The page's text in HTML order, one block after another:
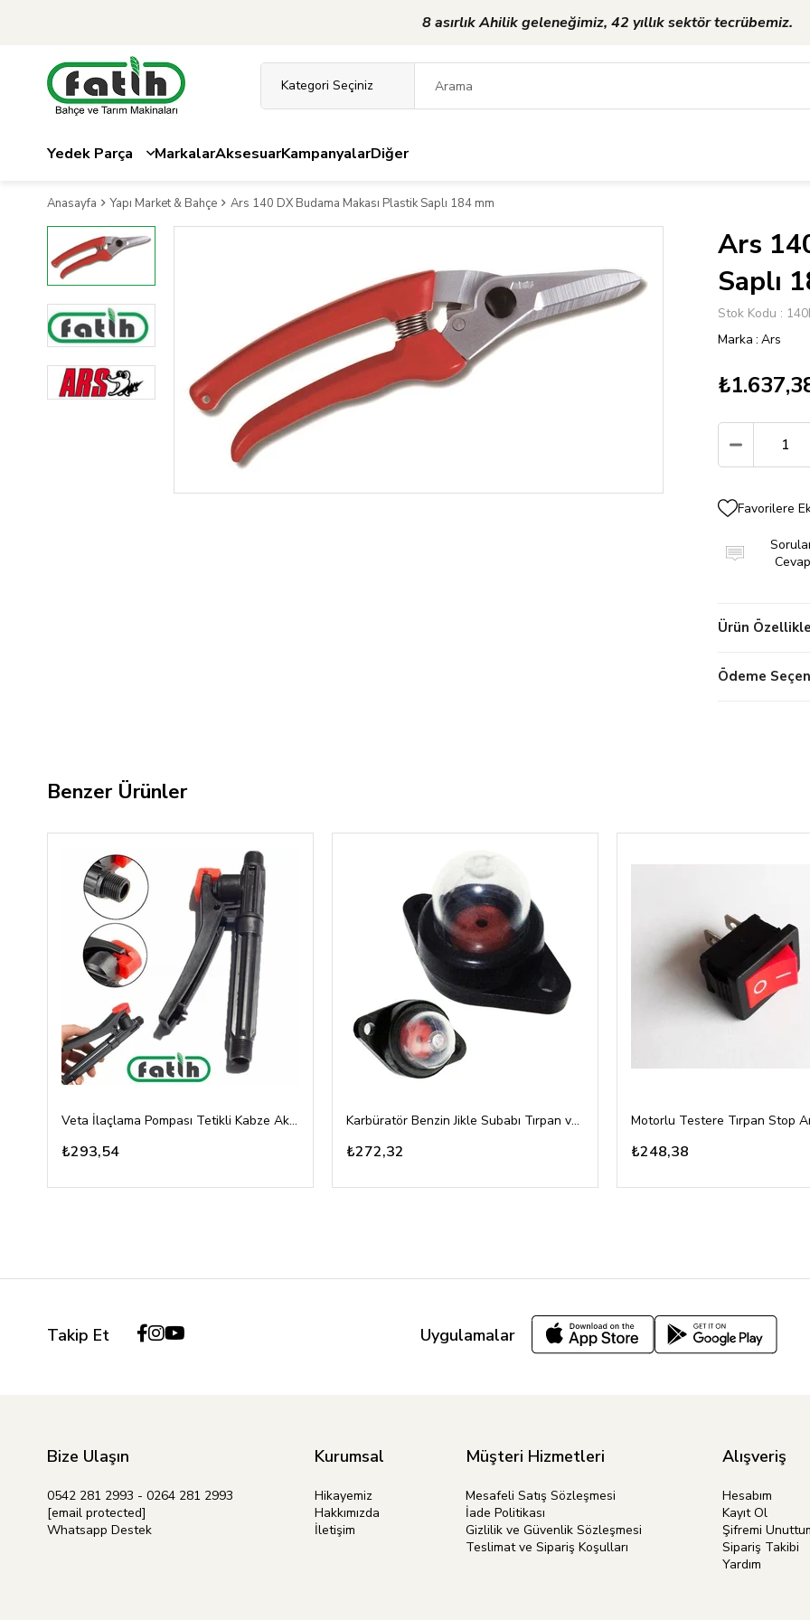
8 asırlık Ahilik geleneğimiz, 42 yıllık sektör tecrübemiz.
Yedek Parça MarkalarAksesuarKampanyalarDiğer
Anasayfa Yapı Market & Bahçe Ars 140 DX Budama Makası Plastik Saplı 184 mm
Ars
Saplı
Stok Kodu
Marka : Ars
Favorilere
Ürün
Ödeme
Benzer Ürünler
Veta İlaçlama Pompası Tetikli Kabze Akülü, Mekanik 16A, 16T
₺293,54
Karbüratör Benzin Jikle Subabı Tırpan ve Testere Vidalı Tip
₺272,32 ₺248,38
Takip Et Uygulamalar
Bize Ulaşın
0542 281 2993 - 0264 281 2993
[email protected]
Whatsapp Destek
Kurumsal
Hikayemiz
Hakkımızda
İletişim
Müşteri Hizmetleri
Mesafeli Satış Sözleşmesi
İade Politikası
Gizlilik ve Güvenlik Sözleşmesi
Teslimat ve Sipariş Koşulları
Alışveriş
Hesabım
Kayıt Ol
Şifremi
Sipariş Takibi
Yardım